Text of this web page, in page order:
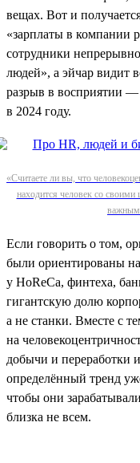
вещах. Вот и
«зарплаты в компании
сотрудники
людей», а эйчар видит
разрыв в восприятии —
в 2024 году.
«Считаете ли вы, что
находится человек со своими
важным
Если говорить о том,
были ориентированы на
у HoReCa, финтеха,
гигантскую долю
а не станки. Вместе с
на
добычи и переработки
определённый тренд
чтобы они
близка не всем.